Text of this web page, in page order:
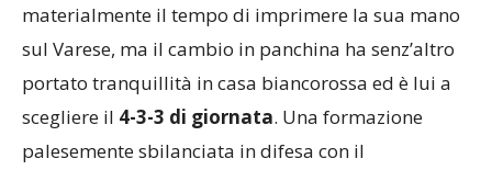
materialmente il tempo di imprimere la sua mano
sul Varese, ma il cambio in panchina ha senz’altro
portato tranquillità in casa biancorossa ed è lui a
scegliere il 4-3-3 di giornata. Una formazione
palesemente sbilanciata in difesa con il